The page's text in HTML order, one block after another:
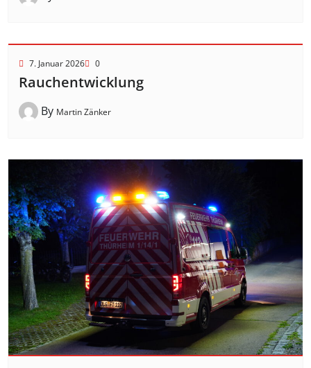
7. Januar 2026 0
Rauchentwicklung
By Martin Zänker